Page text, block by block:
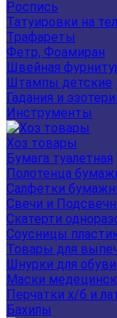
Роспись
Татуировки на
Трафареты
Фетр, Фоамиран
Швейная
Штампы детские
Гадания и
Инструменты
Хоз товары
Бумага туалетная
Полотенца
Салфетки
Свечи и
Скатерти
Соусницы
Товары для
Шнурки для обуви
Маски
Перчатки х/б и
Бахилы